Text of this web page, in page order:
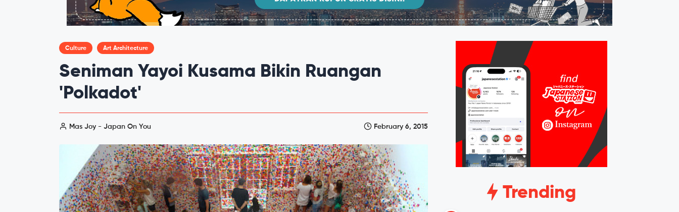
Culture Art Architecture
Seniman Yayoi Kusama Bikin Ruangan
'Polkadot'
Mas Joy - Japan On You February 6, 2015
Trending